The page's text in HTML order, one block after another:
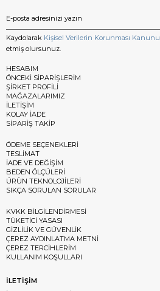
Kaydolarak Kişisel Verilerin Korunması Kanunu
etmiş olursunuz.
HESABIM
ÖNCEKİ SİPARİŞLERİM
ŞİRKET PROFİLİ
MAĞAZALARIMIZ
İLETİŞİM
KOLAY İADE
SİPARİŞ TAKİP
ÖDEME SEÇENEKLERİ
TESLİMAT
İADE VE DEĞİŞİM
BEDEN ÖLÇÜLERİ
ÜRÜN TEKNOLOJİLERİ
SIKÇA SORULAN SORULAR
KVKK BİLGİLENDİRMESİ
TÜKETİCİ YASASI
GİZLİLİK VE GÜVENLİK
ÇEREZ AYDINLATMA METNİ
ÇEREZ TERCİHLERİM
KULLANIM KOŞULLARI
İLETİŞİM